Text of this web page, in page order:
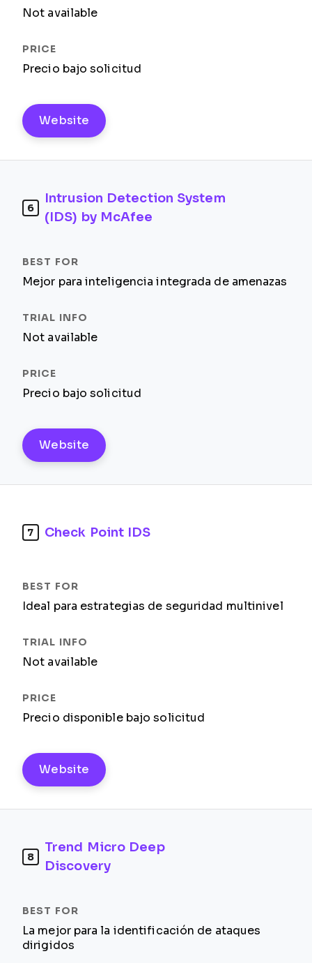
Not available
Precio bajo solicitud
Website
6
Intrusion Detection System
(IDS) by McAfee
Mejor para inteligencia integrada de amenazas
Not available
Precio bajo solicitud
Website
7 Check Point IDS
Ideal para estrategias de seguridad multinivel
Not available
Precio disponible bajo solicitud
Website
8
Trend Micro Deep
Discovery
La mejor para la identificación de ataques
dirigidos